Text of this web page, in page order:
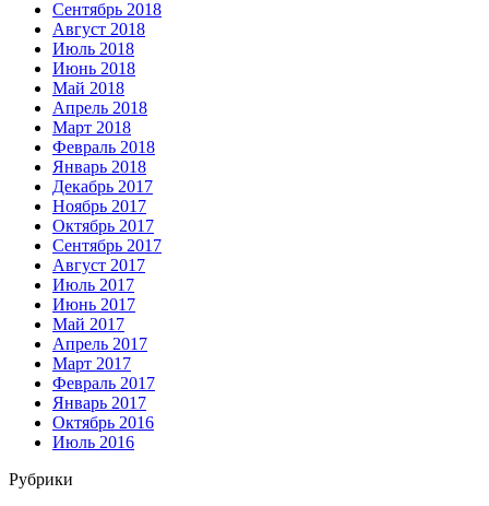
Сентябрь 2018
Август 2018
Июль 2018
Июнь 2018
Май 2018
Апрель 2018
Март 2018
Февраль 2018
Январь 2018
Декабрь 2017
Ноябрь 2017
Октябрь 2017
Сентябрь 2017
Август 2017
Июль 2017
Июнь 2017
Май 2017
Апрель 2017
Март 2017
Февраль 2017
Январь 2017
Октябрь 2016
Июль 2016
Рубрики